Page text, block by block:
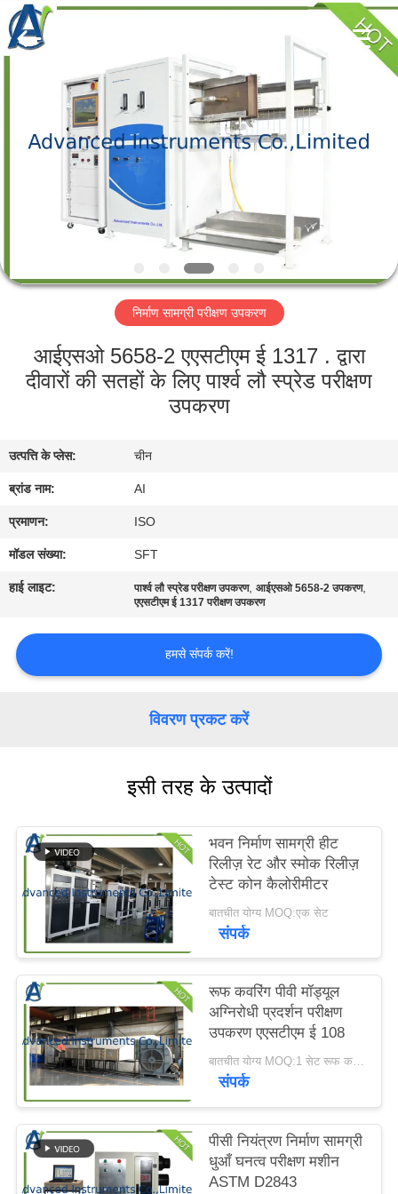
उत्पादों
में
भ्रमण
नियंत्रण
संपर्क
करें
समाचार
मामलों
करें
साइटमैप
PRIVACY
POLICY
Advanced
Instruments
Co.,Limited.
All
Rights
निर्माण सामग्री परीक्षण उपकरण
आईएसओ 5658-2 एएसटीएम ई 1317 . द्वारा
दीवारों की सतहों के लिए पार्श्व लौ स्प्रेड परीक्षण
उपकरण
उत्पत्ति के प्लेस: चीन
ब्रांड नाम: AI
प्रमाणन: ISO
मॉडल संख्या: SFT
हाई लाइट: पार्श्व लौ स्प्रेड परीक्षण उपकरण,आईएसओ 5658-2 उपकरण,
एएसटीएम ई 1317 परीक्षण उपकरण
हमसे संपर्क करें!
विवरण प्रकट करें
इसी तरह के उत्पादों
भवन निर्माण सामग्री हीट
रिलीज़ रेट और स्मोक रिलीज़
टेस्ट कोन कैलोरीमीटर
बातचीत योग्य MOQ:एक सेट
संपर्क
रूफ कवरिंग पीवी मॉड्यूल
अग्निरोधी प्रदर्शन परीक्षण
उपकरण एएसटीएम ई 108
बातचीत योग्य MOQ:1 सेट रूफ कवरिंग पीवी मॉड्यूल अग्निरोधी प्रदर्शन परीक्षण उपकरण
संपर्क
पीसी नियंत्रण निर्माण सामग्री
धुआँ घनत्व परीक्षण मशीन
ASTM D2843